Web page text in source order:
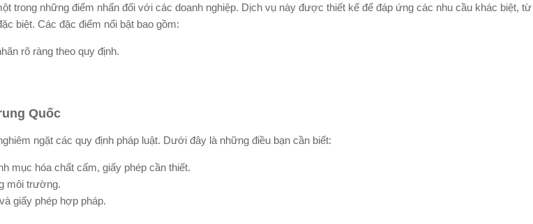
trong những điểm nhấn đối với các doanh nghiệp. Dịch vụ này được thiết kế để đáp ứng các nhu cầu khác biệt, từ
biệt. Các đặc điểm nổi bật bao gồm:
rõ ràng theo quy định.
Quốc
ngặt các quy định pháp luật. Dưới đây là những điều bạn cần biết:
mục hóa chất cấm, giấy phép cần thiết.
môi trường.
giấy phép hợp pháp.